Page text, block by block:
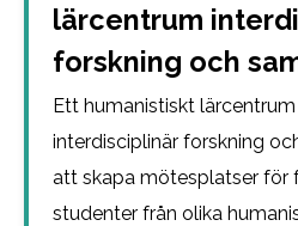
lärcentrum
forskning och
Ett humanistiskt
interdisciplinär forskning
att skapa mötesplatser för
studenter från olika